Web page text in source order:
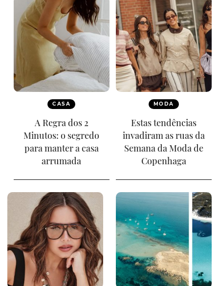
CASA
A Regra dos 2
Minutos: o segredo
para manter a casa
arrumada
MODA
Estas tendências
invadiram as ruas da
Semana da Moda de
Copenhaga